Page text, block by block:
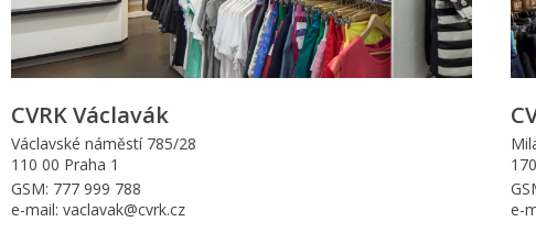
CVRK Václavák
Václavské náměstí 785/28
110 00 Praha 1
GSM: 777 999 788
e-mail: vaclavak@cvrk.cz
e-